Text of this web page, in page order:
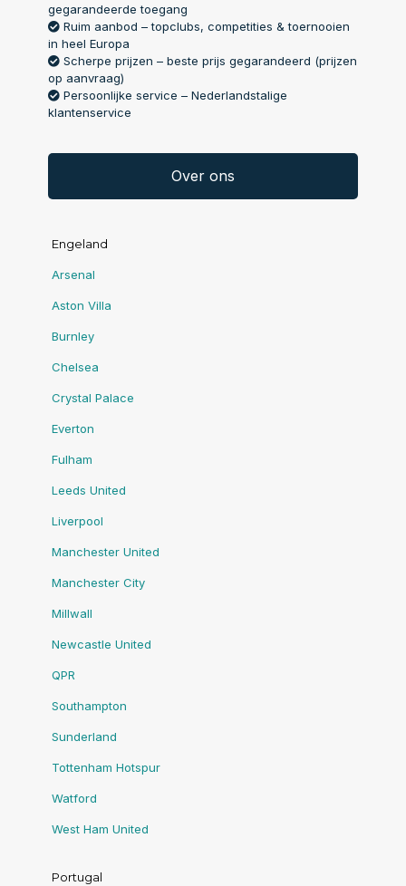
gegarandeerde toegang
Ruim aanbod – topclubs, competities & toernooien
in heel Europa
Scherpe prijzen – beste prijs gegarandeerd (prijzen
op aanvraag)
Persoonlijke service – Nederlandstalige
klantenservice
Over ons
Engeland
Arsenal
Aston Villa
Burnley
Chelsea
Crystal Palace
Everton
Fulham
Leeds United
Liverpool
Manchester United
Manchester City
Millwall
Newcastle United
QPR
Southampton
Sunderland
Tottenham Hotspur
Watford
West Ham United
Portugal